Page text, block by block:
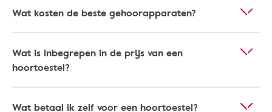
Wat kosten de beste gehoorapparaten?
Wat is inbegrepen in de prijs van een
hoortoestel?
Wat betaal ik zelf voor een hoortoestel?